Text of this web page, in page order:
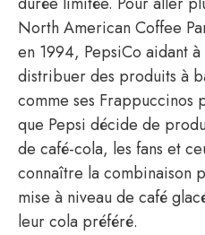
North American Coffee
en 1994, PepsiCo aidant
distribuer des produits à
comme ses Frappuccinos
que Pepsi décide de
de café-cola, les fans et
connaître la combinaison
mise à niveau de café
leur cola préféré.